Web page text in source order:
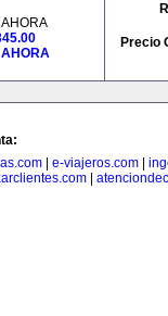
Precio
| e-viajeros.com|
|